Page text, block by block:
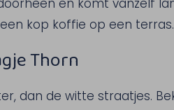
en komt vanzelf
kop koffie op een
Thorn
dan de witte straatjes.